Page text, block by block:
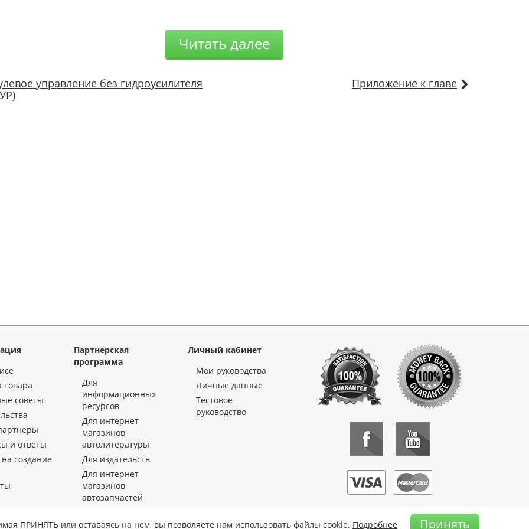
Читать далее
управление без гидроусилителя
Приложение к главе
товара
советы
и ответы
создание
Партнерская
программа
Для
информационных
ресурсов
Для интернет-
магазинов
автолитературы
Для издательств
Для интернет-
магазинов
автозапчастей
Личный кабинет
Мои руководства
Личные данные
Тестовое
руководство
«KrutilVertel» © 2015-2026 Все права защищены.
ПРИНЯТЬ или оставаясь на нем, вы позволяете нам использовать файлы cookie. Подробнее Принять